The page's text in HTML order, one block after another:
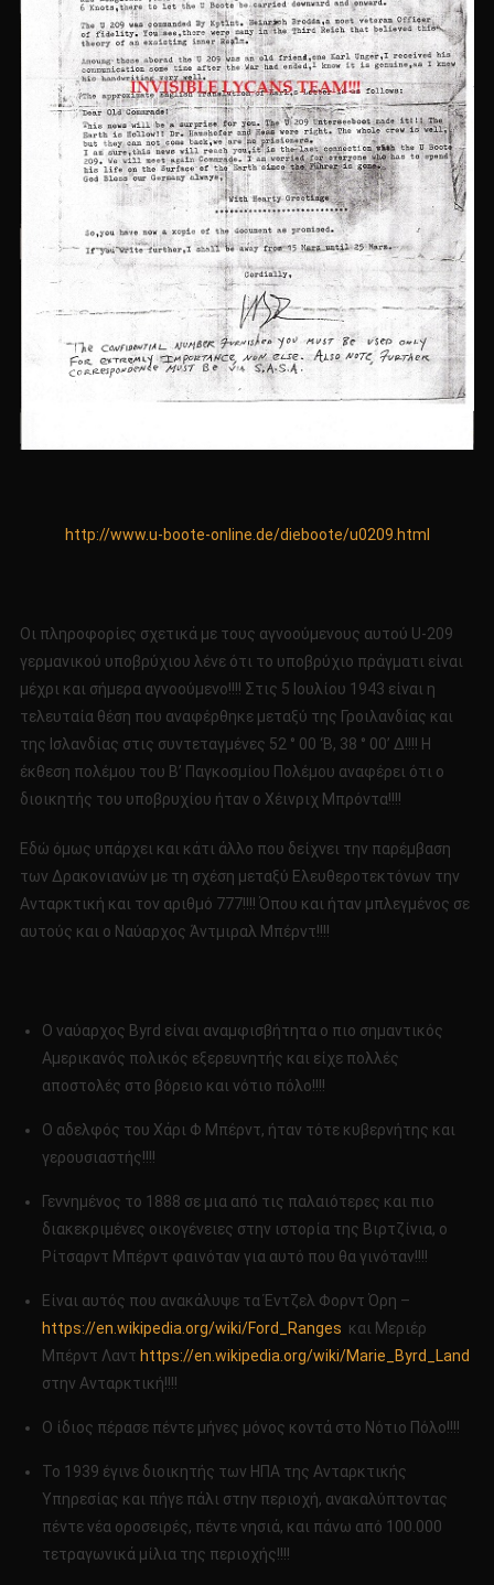
http://www.u-boote-online.de/dieboote/u0209.html
Οι πληροφορίες σχετικά με τους αγνοούμενους αυτού U-209
γερμανικού υποβρύχιου λένε ότι το υποβρύχιο πράγματι είναι
μέχρι και σήμερα αγνοούμενο!!!! Στις 5 Ιουλίου 1943 είναι η
τελευταία θέση που αναφέρθηκε μεταξύ της Γροιλανδίας και
της Ισλανδίας στις συντεταγμένες 52 ° 00 ‘Β, 38 ° 00’ Δ!!!! Η
έκθεση πολέμου του Β’ Παγκοσμίου Πολέμου αναφέρει ότι ο
διοικητής του υποβρυχίου ήταν ο Χέινριχ Μπρόντα!!!!
Εδώ όμως υπάρχει και κάτι άλλο που δείχνει την παρέμβαση
των Δρακονιανών με τη σχέση μεταξύ Ελευθεροτεκτόνων την
Ανταρκτική και τον αριθμό 777!!!! Όπου και ήταν μπλεγμένος σε
αυτούς και ο Ναύαρχος Άντμιραλ Μπέρντ!!!!
Ο ναύαρχος Byrd είναι αναμφισβήτητα ο πιο σημαντικός
Αμερικανός πολικός εξερευνητής και είχε πολλές
αποστολές στο βόρειο και νότιο πόλο!!!!
Ο αδελφός του Χάρι Φ Μπέρντ, ήταν τότε κυβερνήτης και
γερουσιαστής!!!!
Γεννημένος το 1888 σε μια από τις παλαιότερες και πιο
διακεκριμένες οικογένειες στην ιστορία της Βιρτζίνια, ο
Ρίτσαρντ Μπέρντ φαινόταν για αυτό που θα γινόταν!!!!
Είναι αυτός που ανακάλυψε τα Έντζελ Φορντ Όρη –
https://en.wikipedia.org/wiki/Ford_Ranges και Mεριέρ
Μπέρντ Λαντ https://en.wikipedia.org/wiki/Marie_Byrd_Land
στην Ανταρκτική!!!!
Ο ίδιος πέρασε πέντε μήνες μόνος κοντά στο Νότιο Πόλο!!!!
Το 1939 έγινε διοικητής των ΗΠΑ της Ανταρκτικής
Υπηρεσίας και πήγε πάλι στην περιοχή, ανακαλύπτοντας
πέντε νέα οροσειρές, πέντε νησιά, και πάνω από 100.000
τετραγωνικά μίλια της περιοχής!!!!